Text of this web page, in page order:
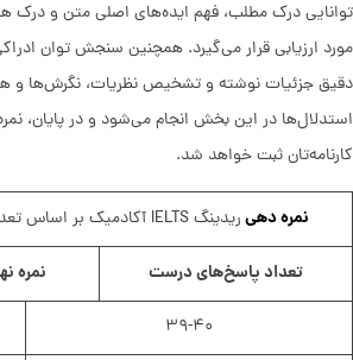
توانایی درک مطلب، فهم ایده‌های اصلی متن و درک
مورد ارزیابی قرار می‌گیرد. همچنین سنجش توان
دقیق جزئیات نوشته و تشخیص نظریات، نگرش‌ها و
استدلال‌ها در این بخش انجام می‌شود و در پایان،
کارنامه‌تان ثبت خواهد شد.
نمره دهیریدینگ IELTS آکادمیک بر اساس تعداد پاسخ‌های درست:
تعداد پاسخ‌های درست نمره
۳۹-۴۰